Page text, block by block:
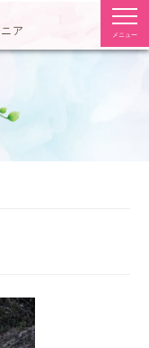
ア メニュー